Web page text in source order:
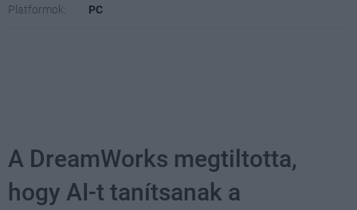
Platformok: PC
A DreamWorks megtiltotta,
hogy AI-t tanítsanak a